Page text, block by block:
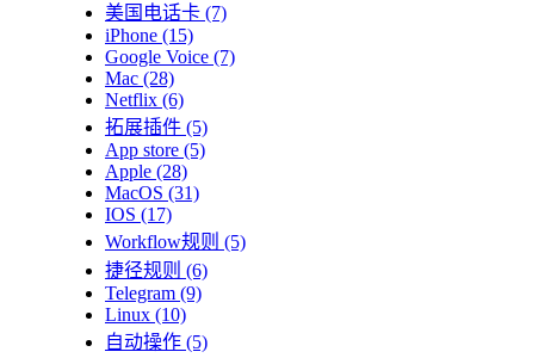
美国电话卡 (7)
iPhone (15)
Google Voice (7)
Mac (28)
Netflix (6)
拓展插件 (5)
App store (5)
Apple (28)
MacOS (31)
IOS (17)
Workflow规则 (5)
捷径规则 (6)
Telegram (9)
Linux (10)
自动操作 (5)